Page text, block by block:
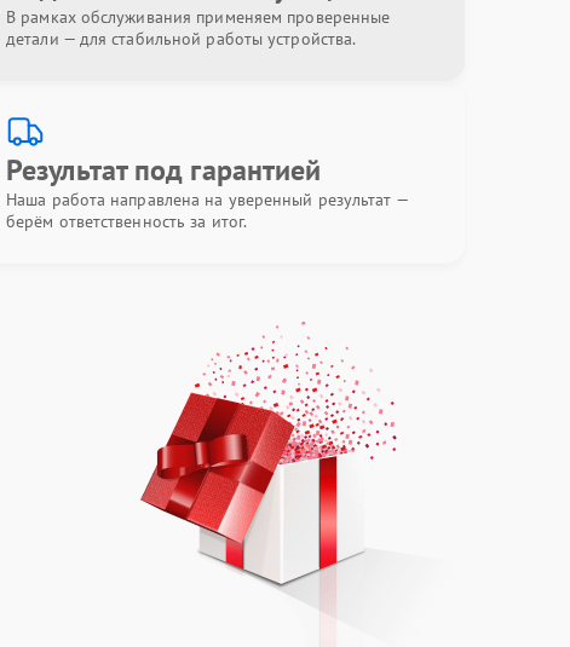
В рамках обслуживания применяем проверенные
детали — для стабильной работы устройства.
Результат под гарантией
Наша работа направлена на уверенный результат —
берём ответственность за итог.